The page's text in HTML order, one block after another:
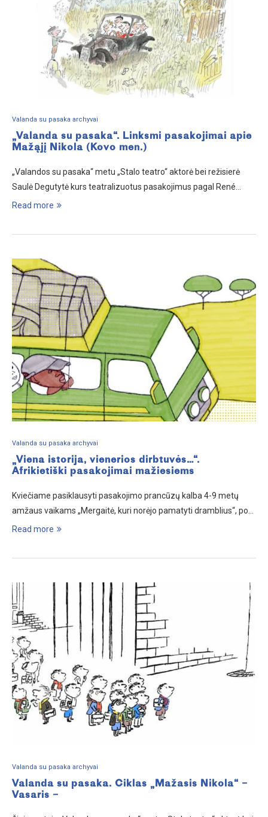
Valanda su pasaka archyvai
„Valanda su pasaka“. Linksmi pasakojimai apie
Mažąjį Nikola (Kovo men.)
„Valandos su pasaka“ metu „Stalo teatro“ aktorė bei režisierė
Saulė Degutytė kurs teatralizuotus pasakojimus pagal René…
Read more
Valanda su pasaka archyvai
„Viena istorija, vienerios dirbtuvės…“.
Afrikietiški pasakojimai mažiesiems
Kviečiame pasiklausyti pasakojimo prancūzų kalba 4-9 metų
amžaus vaikams „Mergaitė, kuri norėjo pamatyti dramblius“, po…
Read more
Valanda su pasaka archyvai
Valanda su pasaka. Ciklas „Mažasis Nikola“ –
Vasaris –